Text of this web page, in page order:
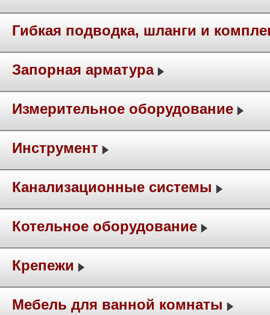
Гибкая подводка, шланги и
Запорная арматура
Измерительное оборудование
Инструмент
Канализационные системы
Котельное оборудование
Крепежи
Мебель для ванной комнаты